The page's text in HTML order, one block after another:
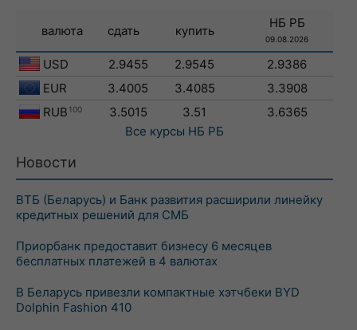
валюта сдать купить
НБ РБ
09.08.2026
USD 2.9455 2.9545
2.9386
EUR
3.4005 3.4085
3.3908
RUB 100 3.5015 3.51
3.6365
Все курсы НБ РБ
Новости
ВТБ (Беларусь) и Банк развития расширили линейку
кредитных решений для СМБ
Приорбанк предоставит бизнесу 6 месяцев
бесплатных платежей в 4 валютах
В Беларусь привезли компактные хэтчбеки BYD
Dolphin Fashion 410